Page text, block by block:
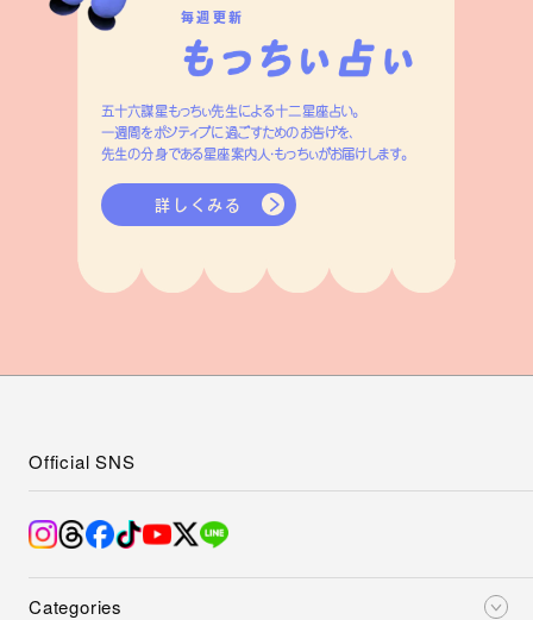
毎週更新
五十六謀星もっちぃ先生による十二星座占い。
一週間をポジティブに過ごすためのお告げを、
先生の分身である星座案内人・もっちぃがお届けします。
詳しくみる
Categories
Official SNS